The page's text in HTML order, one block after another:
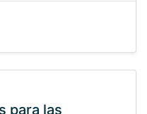
para las